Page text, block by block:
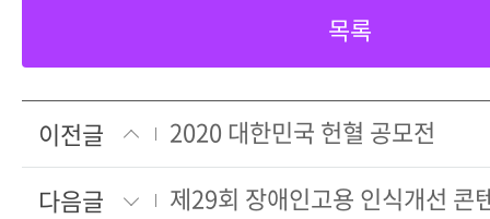
목록
이전글
2020 대한민국 헌혈 공모전
다음글
제29회 장애인고용 인식개선 콘